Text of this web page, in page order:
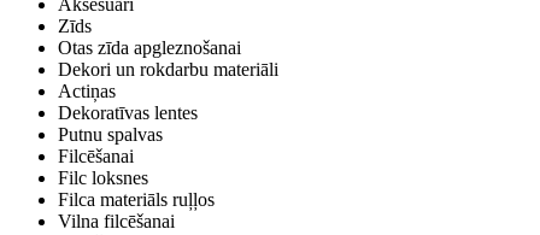
Aksesuāri
Zīds
Otas zīda apgleznošanai
Dekori un rokdarbu materiāli
Actiņas
Dekoratīvas lentes
Putnu spalvas
Filcēšanai
Filc loksnes
Filca materiāls ruļļos
Vilna filcēšanai